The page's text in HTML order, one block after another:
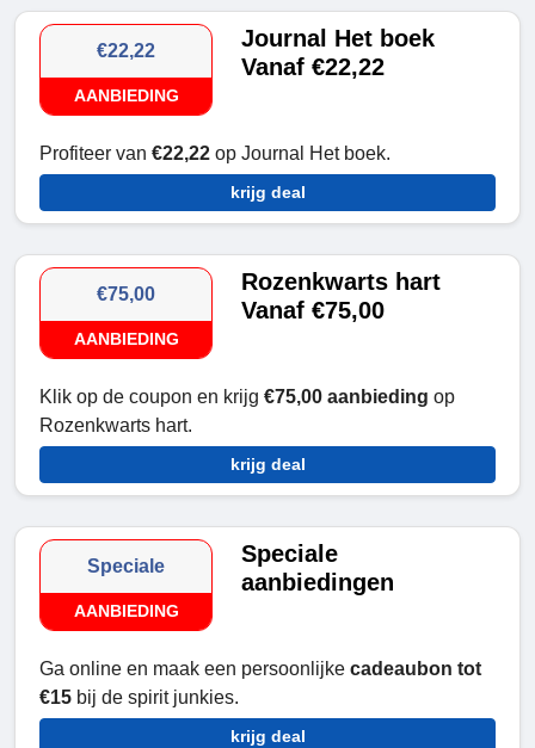
€22,22
AANBIEDING
Journal Het boek
Vanaf €22,22
Profiteer van €22,22 op Journal Het boek.
krijg deal
€75,00
AANBIEDING
Rozenkwarts hart
Vanaf €75,00
Klik op de coupon en krijg €75,00 aanbieding op
Rozenkwarts hart.
krijg deal
Speciale
AANBIEDING
Speciale
aanbiedingen
Ga online en maak een persoonlijke cadeaubon tot
€15 bij de spirit junkies.
krijg deal